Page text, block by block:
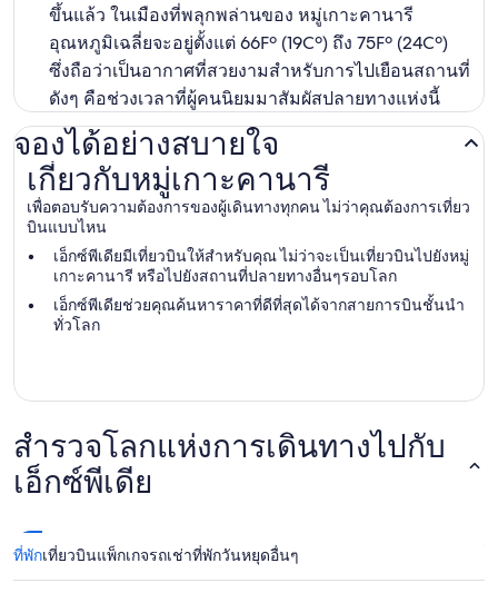
ขึ้นแล้ว ในเมืองที่พลุกพล่านของ หมู่เกาะคานารี
อุณหภูมิเฉลี่ยจะอยู่ตั้งแต่ 66Fº (19Cº) ถึง 75Fº (24Cº)
ซึ่งถือว่าเป็นอากาศที่สวยงามสำหรับการไปเยือนสถานที่
ดังๆ คือช่วงเวลาที่ผู้คนนิยมมาสัมผัสปลายทางแห่งนี้
จองได้อย่างสบายใจ
เกี่ยวกับหมู่เกาะคานารี
เพื่อตอบรับความต้องการของผู้เดินทางทุกคน ไม่ว่าคุณต้องการเที่ยว
บินแบบไหน
เอ็กซ์พีเดียมีเที่ยวบินให้สำหรับคุณ ไม่ว่าจะเป็นเที่ยวบินไปยังหมู่
เกาะคานารี หรือไปยังสถานที่ปลายทางอื่นๆรอบโลก
เอ็กซ์พีเดียช่วยคุณค้นหาราคาที่ดีที่สุดได้จากสายการบินชั้นนำ
ทั่วโลก
เกี่ยวกับหมู่เกาะคานารี
สำรวจโลกแห่งการเดินทางไปกับ
เอ็กซ์พีเดีย
ที่พักเที่ยวบินแพ็กเกจรถเช่าที่พักวันหยุดอื่นๆ